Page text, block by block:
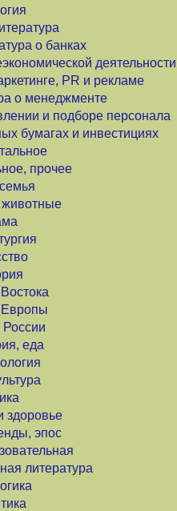
о банках
деятельности
PR и рекламе
о менеджменте
и подборе персонала
бумагах и инвестициях
прочее
Европы
России
еда
здоровье
эпос
литература